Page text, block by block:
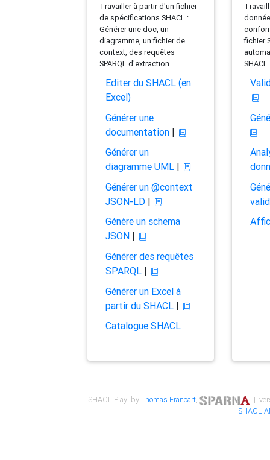
Travailler à partir d'un fichier
de spécifications SHACL :
Générer une doc, un
diagramme, un fichier de
context, des requêtes
SPARQL d'extraction
Editer du SHACL (en
Excel)
Générer une
documentation|
Générer un
diagramme UML|
Générer un @context
JSON-LD|
Génère un schema
JSON|
Générer des requêtes
SPARQL|
Générer un Excel à
partir du SHACL|
Catalogue SHACL
fichier
SHACL.
SHACL Play! byThomas Francart,
|
SHACL